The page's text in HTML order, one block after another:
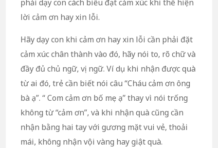
phải dạy con cách biểu đạt cảm xúc khi thể hiện
lời cảm ơn hay xin lỗi.
Hãy dạy con khi cảm ơn hay xin lỗi cần phải đặt
cảm xúc chân thành vào đó, hãy nói to, rõ chữ và
đầy đủ chủ ngữ, vị ngữ. Ví dụ khi nhận được quà
từ ai đó, trẻ cần biết nói câu “Cháu cảm ơn ông
bà ạ”. “ Com cảm ơn bố mẹ ạ” thay vì nói trống
không từ “cảm ơn”, và khi nhận quà cũng cần
nhận bằng hai tay với gương mặt vui vẻ, thoải
mái, không nhận vội vàng hay giật quà.